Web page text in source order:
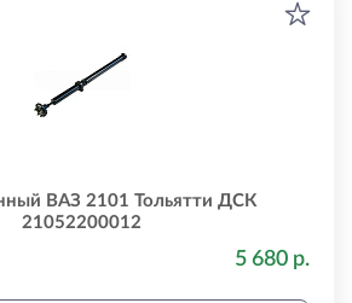
ВАЗ 2101 Тольятти ДСК
21052200012
5 680 р.